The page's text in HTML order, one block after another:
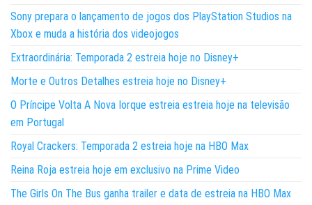
Sony prepara o lançamento de jogos dos PlayStation Studios na
Xbox e muda a história dos videojogos
Extraordinária: Temporada 2 estreia hoje no Disney+
Morte e Outros Detalhes estreia hoje no Disney+
O Príncipe Volta A Nova Iorque estreia estreia hoje na televisão
em Portugal
Royal Crackers: Temporada 2 estreia hoje na HBO Max
Reina Roja estreia hoje em exclusivo na Prime Video
The Girls On The Bus ganha trailer e data de estreia na HBO Max